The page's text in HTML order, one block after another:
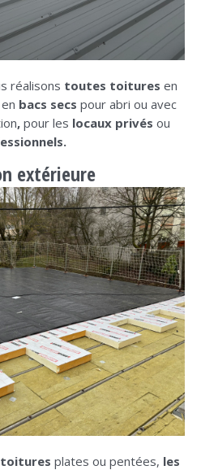
réalisons toutes toitures en
bacs secs pour abri ou avec
, pour les locaux privés ou
extérieure
toitures plates ou pentées, les